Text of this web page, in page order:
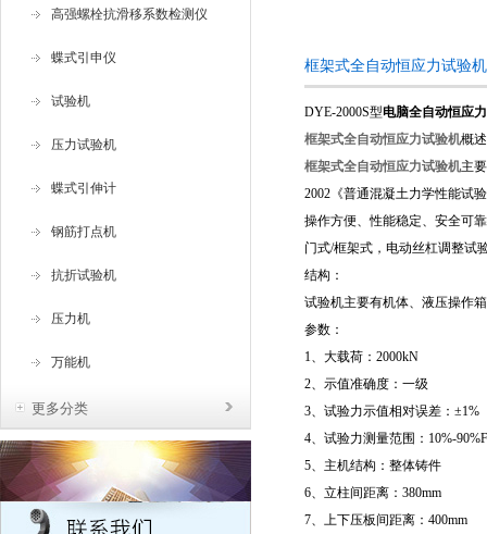
高强螺栓抗滑移系数检测仪
蝶式引申仪
试验机
压力试验机
蝶式引伸计
钢筋打点机
抗折试验机
压力机
万能机
更多分类
框架式全自动恒应力试验
DYE-2000S型电脑全自动恒应
框架式全自动恒应力试验机概
框架式全自动恒应力试验机主
2002《普通混凝土力学性能试
操作方便、性能稳定、安全可
门式/框架式，电动丝杠调整试
结构：
试验机主要有机体、液压操作
参数：
1、大载荷：2000kN
2、示值准确度：一级
3、试验力示值相对误差：±1%
4、试验力测量范围：10%-
5、主机结构：整体铸件
6、立柱间距离：380mm
7、上下压板间距离：400mm